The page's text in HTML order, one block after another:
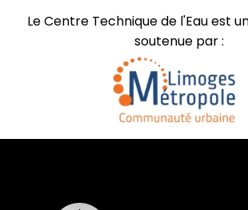
Le Centre Technique de l'Eau est
soutenue par :